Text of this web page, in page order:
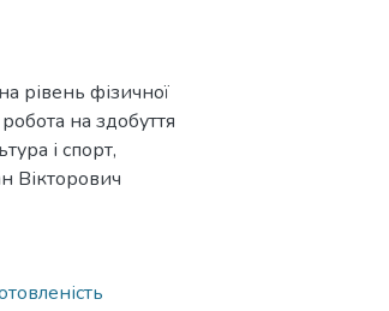
рівень фізичної
робота на здобуття
і спорт,
Вікторович